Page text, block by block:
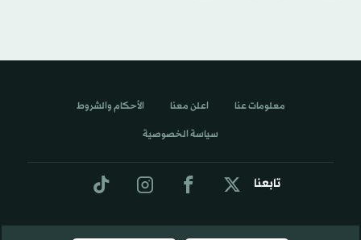
تابعنا
معلومات عنا اعلن معنا الأحكام والشروط
سياسة الخصوصية